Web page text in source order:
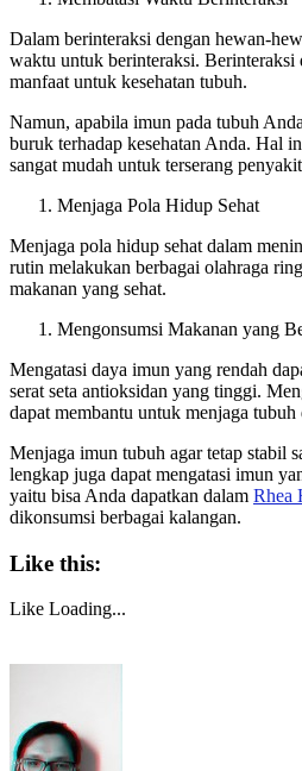
Dalam berinteraksi dengan hewan-
waktu untuk berinteraksi. Berinteraksi
manfaat untuk kesehatan tubuh.
Namun, apabila imun pada tubuh
buruk terhadap kesehatan Anda. Hal
sangat mudah untuk terserang
Menjaga Pola Hidup Sehat
Menjaga pola hidup sehat dalam
rutin melakukan berbagai olahraga
makanan yang sehat.
Mengonsumsi Makanan yang
Mengatasi daya imun yang rendah
serat seta antioksidan yang tinggi.
dapat membantu untuk menjaga
Menjaga imun tubuh agar tetap stabil
lengkap juga dapat mengatasi imun
yaitu bisa Anda dapatkan dalam Rhea
dikonsumsi berbagai kalangan.
Like this:
Like Loading...